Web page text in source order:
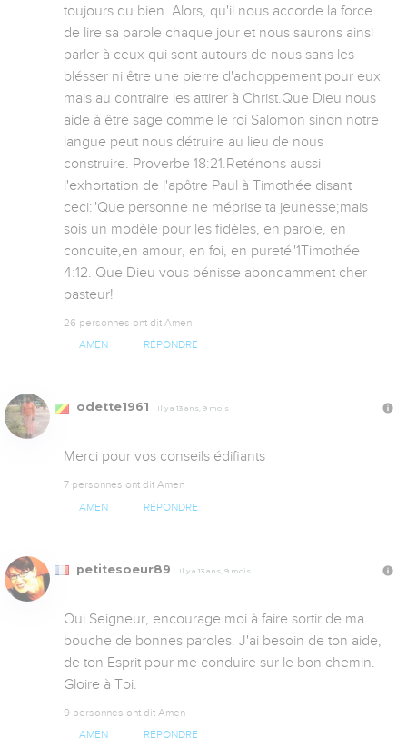
toujours du bien. Alors, qu'il nous accorde la force
de lire sa parole chaque jour et nous saurons ainsi
parler à ceux qui sont autours de nous sans les
blésser ni être une pierre d'achoppement pour eux
mais au contraire les attirer à Christ.Que Dieu nous
aide à être sage comme le roi Salomon sinon notre
langue peut nous détruire au lieu de nous
construire. Proverbe 18:21.Reténons aussi
l'exhortation de l'apôtre Paul à Timothée disant
ceci:"Que personne ne méprise ta jeunesse;mais
sois un modèle pour les fidèles, en parole, en
conduite,en amour, en foi, en pureté"1Timothée
4:12. Que Dieu vous bénisse abondamment cher
pasteur!
26 personnes ont dit Amen
AMEN RÉPONDRE
odette1961 Il y a 13 ans, 9 mois
Merci pour vos conseils édifiants
7 personnes ont dit Amen
AMEN RÉPONDRE
petitesoeur89 Il y a 13 ans, 9 mois
Oui Seigneur, encourage moi à faire sortir de ma
bouche de bonnes paroles. J'ai besoin de ton aide,
de ton Esprit pour me conduire sur le bon chemin.
Gloire à Toi.
9 personnes ont dit Amen
AMEN RÉPONDRE